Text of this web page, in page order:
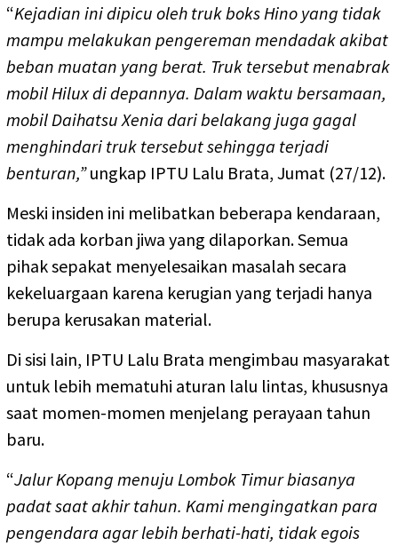
“Kejadian ini dipicu oleh truk boks Hino yang tidak
mampu melakukan pengereman mendadak akibat
beban muatan yang berat. Truk tersebut menabrak
mobil Hilux di depannya. Dalam waktu bersamaan,
mobil Daihatsu Xenia dari belakang juga gagal
menghindari truk tersebut sehingga terjadi
benturan,”ungkap IPTU Lalu Brata, Jumat (27/12).
Meski insiden ini melibatkan beberapa kendaraan,
tidak ada korban jiwa yang dilaporkan. Semua
pihak sepakat menyelesaikan masalah secara
kekeluargaan karena kerugian yang terjadi hanya
berupa kerusakan material.
Di sisi lain, IPTU Lalu Brata mengimbau masyarakat
untuk lebih mematuhi aturan lalu lintas, khususnya
saat momen-momen menjelang perayaan tahun
baru.
“Jalur Kopang menuju Lombok Timur biasanya
padat saat akhir tahun. Kami mengingatkan para
pengendara agar lebih berhati-hati, tidak egois